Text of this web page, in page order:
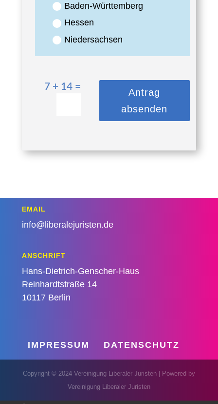
Baden-Württemberg
Hessen
Niedersachsen
7 + 14=
Antrag
absenden
EMAIL
info@liberalejuristen.de
ANSCHRIFT
Hans-Dietrich-Genscher-Haus
Reinhardtstraße 14
10117 Berlin
IMPRESSUM DATENSCHUTZ
Copyright © 2024 Vereinigung Liberaler Juristen | Powered by
Vereinigung Liberaler Juristen